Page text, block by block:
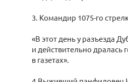
3. Командир 1075-го
«В этот день у разъезда
и действительно дралась
в газетах».